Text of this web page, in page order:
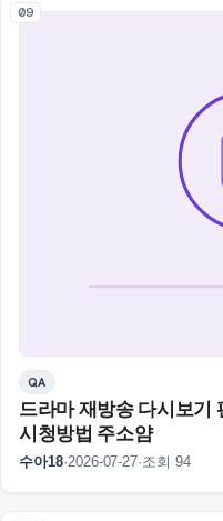
09
QA
드라마 재방송 다시보기
시청방법 주소얌
수아18·2026-07-27·조회 94